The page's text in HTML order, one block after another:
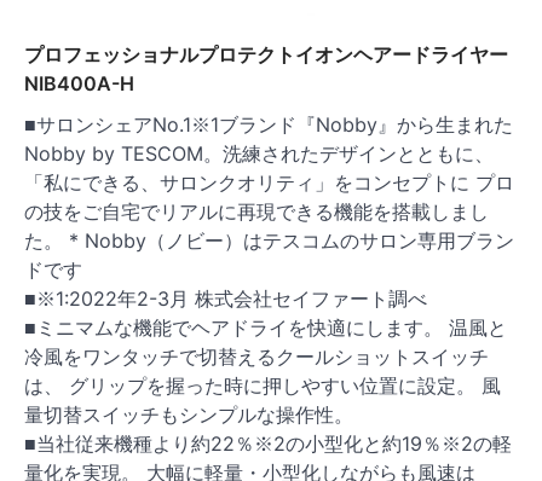
プロフェッショナルプロテクトイオンヘアードライヤー
NIB400A-H
■サロンシェアNo.1※1ブランド『Nobby』から生まれた
Nobby by TESCOM。洗練されたデザインとともに、
「私にできる、サロンクオリティ」をコンセプトに プロ
の技をご自宅でリアルに再現できる機能を搭載しまし
た。 * Nobby（ノビー）はテスコムのサロン専用ブラン
ドです
■※1:2022年2-3月 株式会社セイファート調べ
■ミニマムな機能でヘアドライを快適にします。 温風と
冷風をワンタッチで切替えるクールショットスイッチ
は、 グリップを握った時に押しやすい位置に設定。 風
量切替スイッチもシンプルな操作性。
■当社従来機種より約22％※2の小型化と約19％※2の軽
量化を実現。 大幅に軽量・小型化しながらも風速は